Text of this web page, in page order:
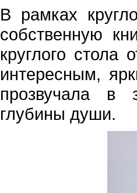
В рамках
собственную
круглого стола
интересным,
прозвучала в
глубины души.